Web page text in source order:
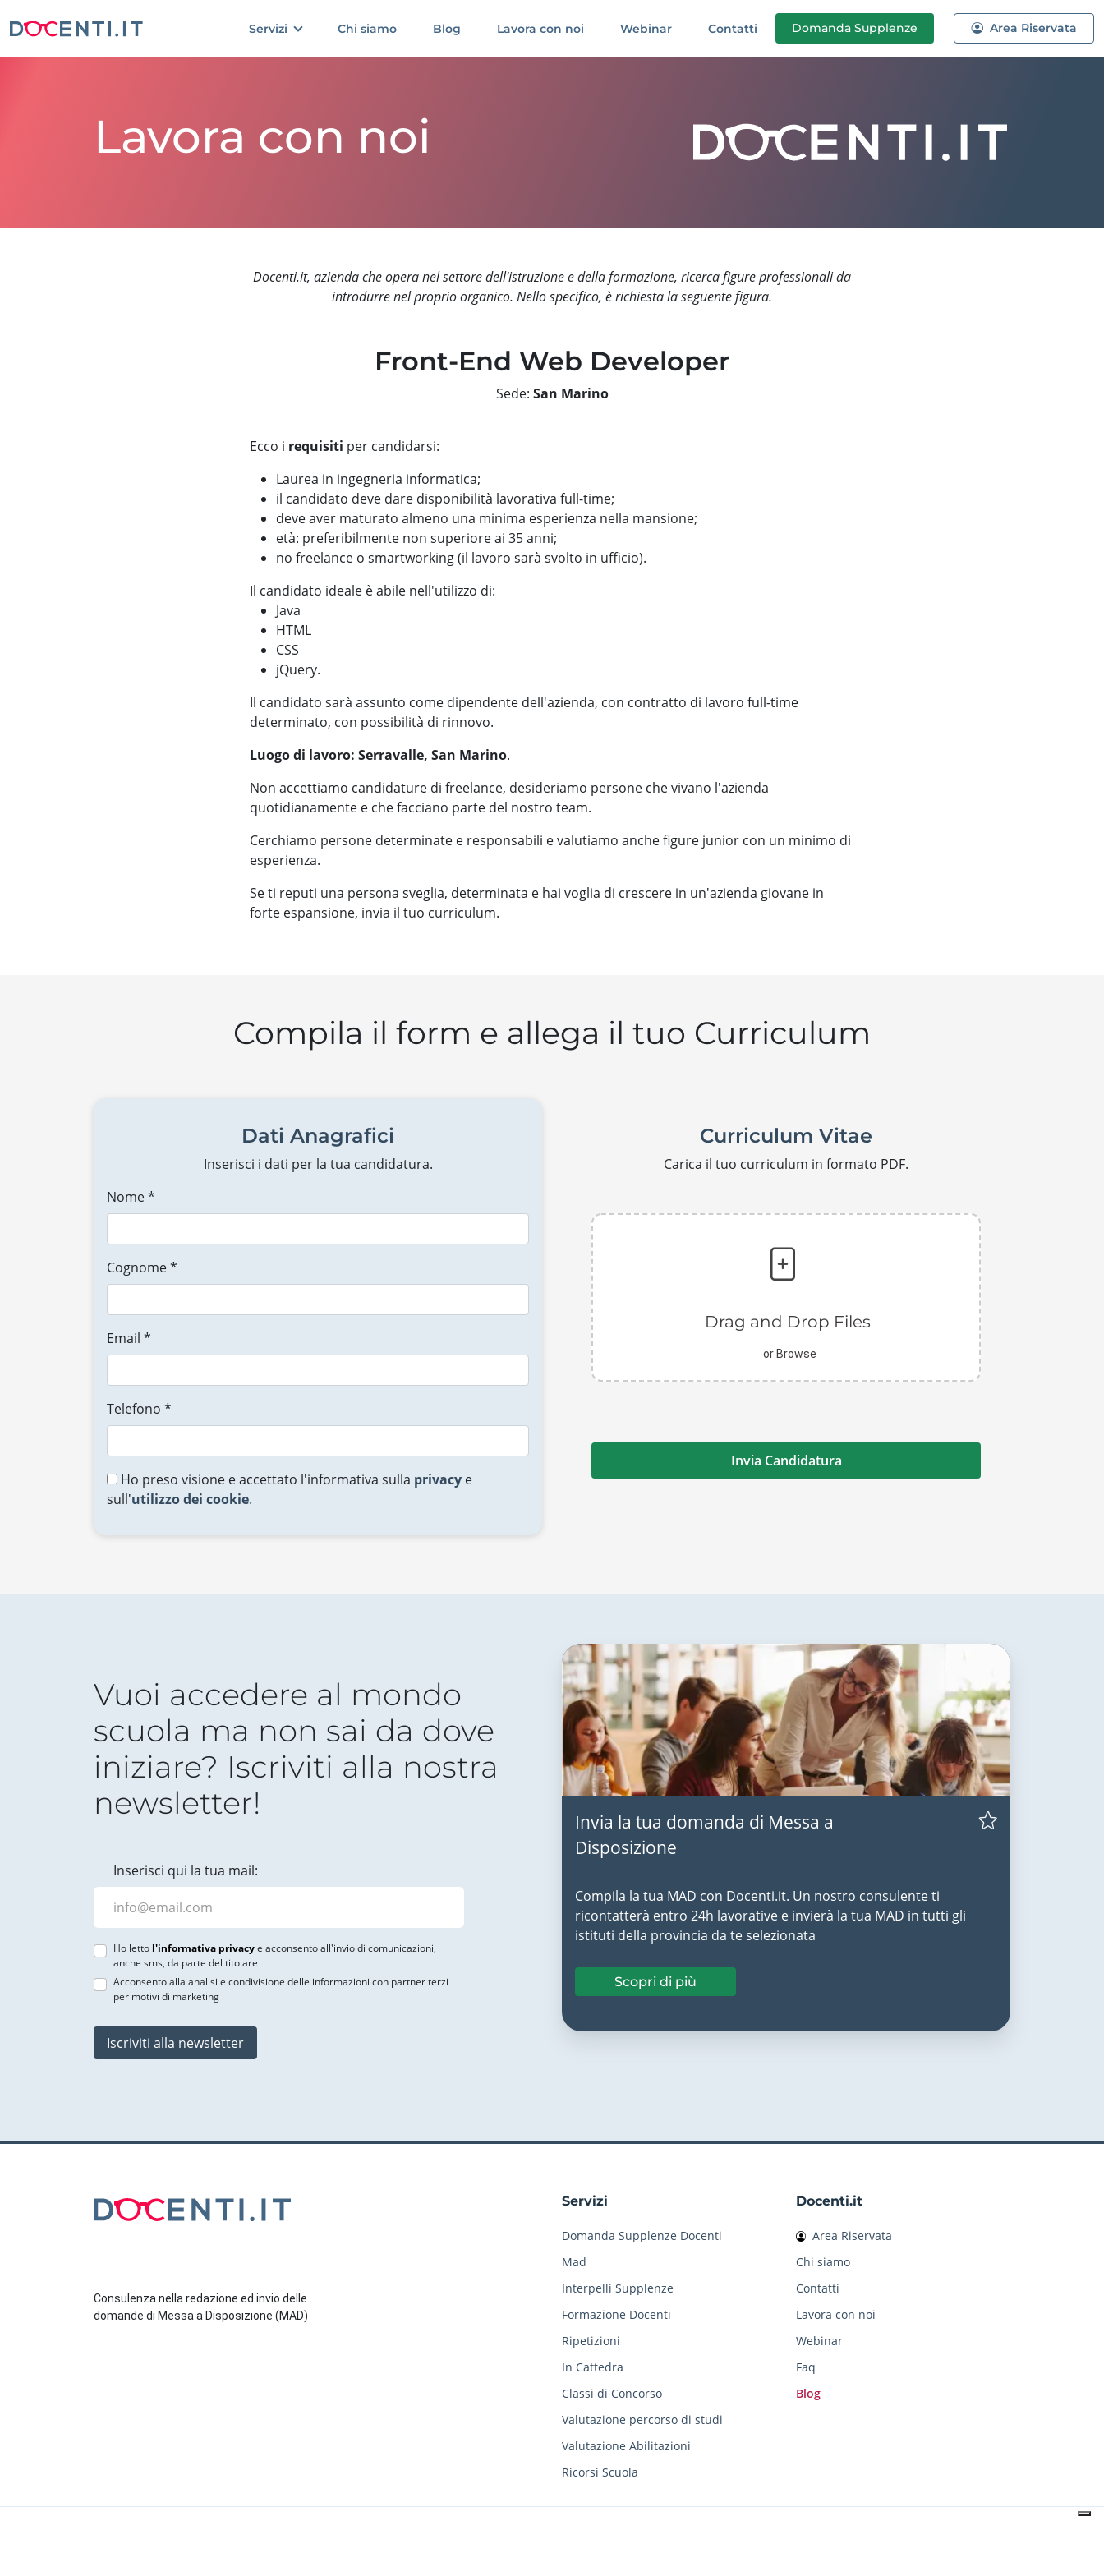
Servizi Chi siamo Blog Lavora con noi Webinar Contatti Domanda Supplenze Area Riservata
Lavora con noi
Docenti.it, azienda che opera nel settore dell'istruzione e della formazione, ricerca figure professionali da
introdurre nel proprio organico. Nello specifico, è richiesta la seguente figura.
Front-End Web Developer
Sede: San Marino
Ecco i requisiti per candidarsi:
Laurea in ingegneria informatica;
il candidato deve dare disponibilità lavorativa full-time;
deve aver maturato almeno una minima esperienza nella mansione;
età: preferibilmente non superiore ai 35 anni;
no freelance o smartworking (il lavoro sarà svolto in ufficio).
Il candidato ideale è abile nell'utilizzo di:
Java
HTML
CSS
jQuery.
Il candidato sarà assunto come dipendente dell'azienda, con contratto di lavoro full-time
determinato, con possibilità di rinnovo.
Luogo di lavoro: Serravalle, San Marino.
Non accettiamo candidature di freelance, desideriamo persone che vivano l'azienda
quotidianamente e che facciano parte del nostro team.
Cerchiamo persone determinate e responsabili e valutiamo anche figure junior con un minimo di
esperienza.
Se ti reputi una persona sveglia, determinata e hai voglia di crescere in un'azienda giovane in
forte espansione, invia il tuo curriculum.
Compila il form e allega il tuo Curriculum
Dati Anagrafici
Inserisci i dati per la tua candidatura.
Nome *
Cognome *
Email *
Telefono *
Ho preso visione e accettato l'informativa sulla privacy e
sull'utilizzo dei cookie.
Curriculum Vitae
Carica il tuo curriculum in formato PDF.
Vuoi accedere al mondo
scuola ma non sai da dove
iniziare? Iscriviti alla nostra
newsletter!
Inserisci qui la tua mail:
Ho letto l'informativa privacye acconsento all'invio di comunicazioni,
anche sms, da parte del titolare
Acconsento alla analisi e condivisione delle informazioni con partner terzi
per motivi di marketing
Iscriviti alla newsletter
Invia la tua domanda di Messa a
Disposizione
Compila la tua MAD con Docenti.it. Un nostro consulente ti
ricontatterà entro 24h lavorative e invierà la tua MAD in tutti gli
istituti della provincia da te selezionata
Scopri di più
Consulenza nella redazione ed invio delle
domande di Messa a Disposizione (MAD)
Servizi
Domanda Supplenze Docenti
Mad
Interpelli Supplenze
Formazione Docenti
Ripetizioni
In Cattedra
Classi di Concorso
Valutazione percorso di studi
Valutazione Abilitazioni
Ricorsi Scuola
Docenti.it
Area Riservata
Chi siamo
Contatti
Lavora con noi
Webinar
Faq
Blog